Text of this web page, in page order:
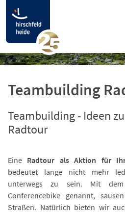
Teambuilding
Teambuilding - Ideen
Radtour
Eine Radtour als Aktion für
bedeutet lange nicht mehr
unterwegs zu sein. Mit
Conferencebike genannt,
Straßen. Natürlich bieten wir